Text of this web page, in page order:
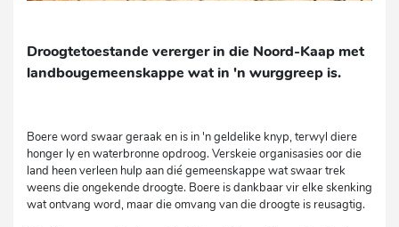
Droogtetoestande vererger in die Noord-Kaap met
landbougemeenskappe wat in 'n wurggreep is.
Boere word swaar geraak en is in 'n geldelike knyp, terwyl diere
honger ly en waterbronne opdroog. Verskeie organisasies oor die
land heen verleen hulp aan dié gemeenskappe wat swaar trek
weens die ongekende droogte. Boere is dankbaar vir elke skenking
wat ontvang word, maar die omvang van die droogte is reusagtig.